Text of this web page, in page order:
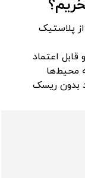
پلاستیک
قابل اعتماد
محیط‌ها
بدون ریسک